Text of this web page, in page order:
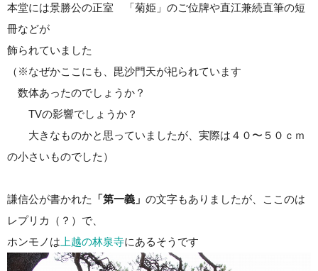
本堂には景勝公の正室 「菊姫」のご位牌や直江兼続直筆の短
冊などが
飾られていました
（※なぜかここにも、毘沙門天が祀られています
数体あったのでしょうか？
TVの影響でしょうか？
大きなものかと思っていましたが、実際は４０〜５０ｃｍ
の小さいものでした）
謙信公が書かれた 「第一義」 の文字もありましたが、ここのは
レプリカ（？）で、
ホンモノは 上越の林泉寺にあるそうです